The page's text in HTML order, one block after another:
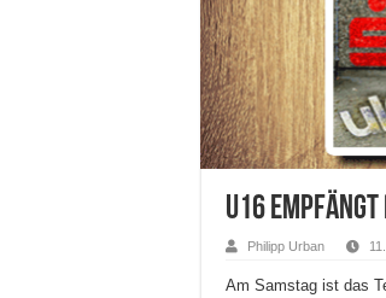
U16
Philipp Urban
Am Samstag ist das